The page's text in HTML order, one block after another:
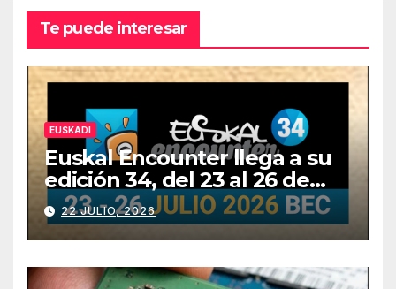
Te puede interesar
EUSKADI
Euskal Encounter llega a su
edición 34, del 23 al 26 de
julio
22 JULIO, 2026